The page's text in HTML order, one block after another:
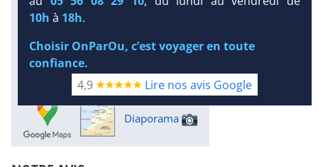
Équipement :
215
Tx
27 km
Infos golfs :
dont le plus proche à 7 km de
Diaporama
10h à 18h.
Choisir OnParOu, c’est voyager en toute
confiance.
4,9
Lire nos avis Google